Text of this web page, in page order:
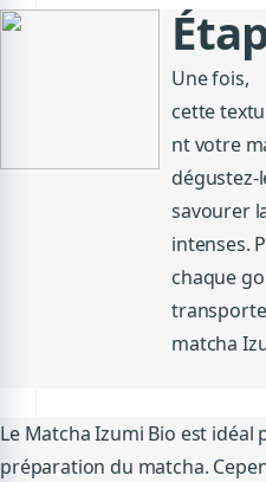
Une fois,
cette
nt votre
savourer
intenses.
chaque
matcha
Le MatchaIzumi Bio est idéal
préparation du matcha.